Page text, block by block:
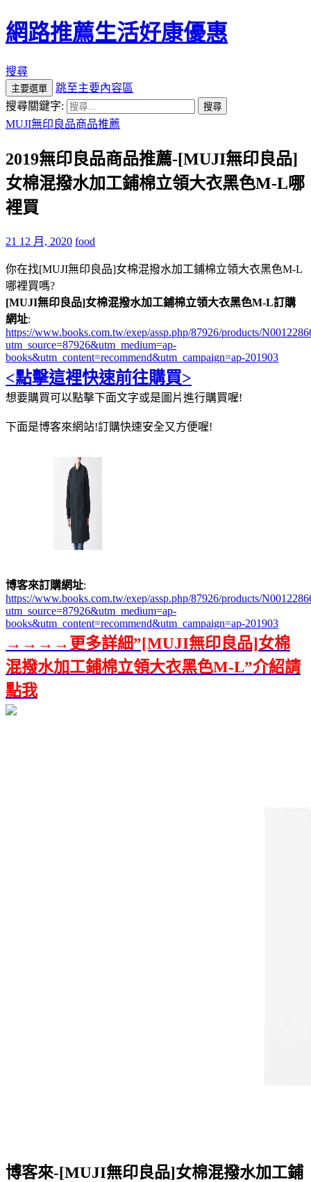
網路推薦生活好康優惠
搜尋
主要選單
跳至主要內容區
搜尋關鍵字:
MUJI無印良品商品推薦
2019無印良品商品推薦-[MUJI無印良品]
女棉混撥水加工鋪棉立領大衣黑色M-L哪
裡買
21 12 月, 2020 food
你在找[MUJI無印良品]女棉混撥水加工鋪棉立領大衣黑色M-L
哪裡買嗎?
[MUJI無印良品]女棉混撥水加工鋪棉立領大衣黑色M-L訂購
網址:
https://www.books.com.tw/exep/assp.php/87926/products/
utm_source=87926&utm_medium=ap-
books&utm_content=recommend&utm_campaign=ap-201903
<點擊這裡快速前往購買>
想要購買可以點擊下面文字或是圖片進行購買喔!
下面是博客來網站!訂購快速安全又方便喔!
博客來訂購網址:
https://www.books.com.tw/exep/assp.php/87926/products/
utm_source=87926&utm_medium=ap-
books&utm_content=recommend&utm_campaign=ap-201903
→→→→更多詳細”[MUJI無印良品]女棉
混撥水加工鋪棉立領大衣黑色M-L”介紹請
點我
博客來-[MUJI無印良品]女棉混撥水加工鋪